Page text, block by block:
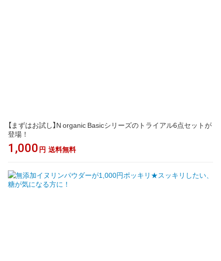
【まずはお試し】N organic Basicシリーズのトライアル6点セットが
登場！
1,000 円 送料無料